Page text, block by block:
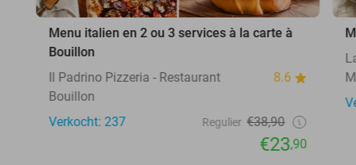
Menu italien en 2 ou 3 services à la carte à
Bouillon
Il Padrino Pizzeria - Restaurant
8.6
Bouillon
Verkocht: 237
Regulier €38,90
€23,90